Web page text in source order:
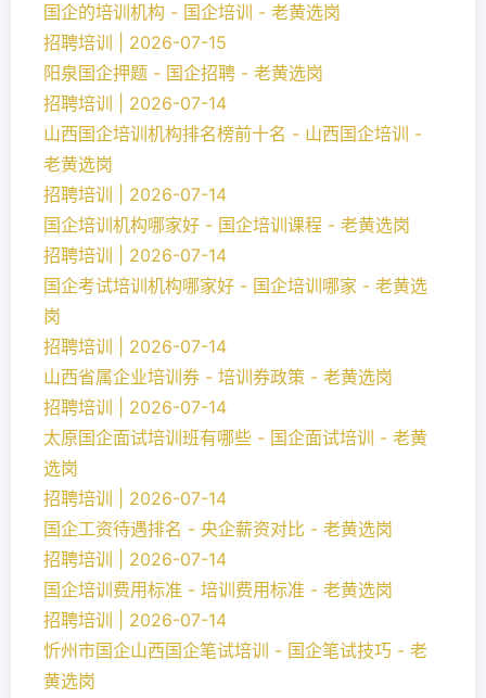
国企的培训机构 - 国企培训 - 老黄选岗
招聘培训 | 2026-07-15
阳泉国企押题 - 国企招聘 - 老黄选岗
招聘培训 | 2026-07-14
山西国企培训机构排名榜前十名 - 山西国企培训 -
老黄选岗
招聘培训 | 2026-07-14
国企培训机构哪家好 - 国企培训课程 - 老黄选岗
招聘培训 | 2026-07-14
国企考试培训机构哪家好 - 国企培训哪家 - 老黄选
岗
招聘培训 | 2026-07-14
山西省属企业培训券 - 培训券政策 - 老黄选岗
招聘培训 | 2026-07-14
太原国企面试培训班有哪些 - 国企面试培训 - 老黄
选岗
招聘培训 | 2026-07-14
国企工资待遇排名 - 央企薪资对比 - 老黄选岗
招聘培训 | 2026-07-14
国企培训费用标准 - 培训费用标准 - 老黄选岗
招聘培训 | 2026-07-14
忻州市国企山西国企笔试培训 - 国企笔试技巧 - 老
黄选岗